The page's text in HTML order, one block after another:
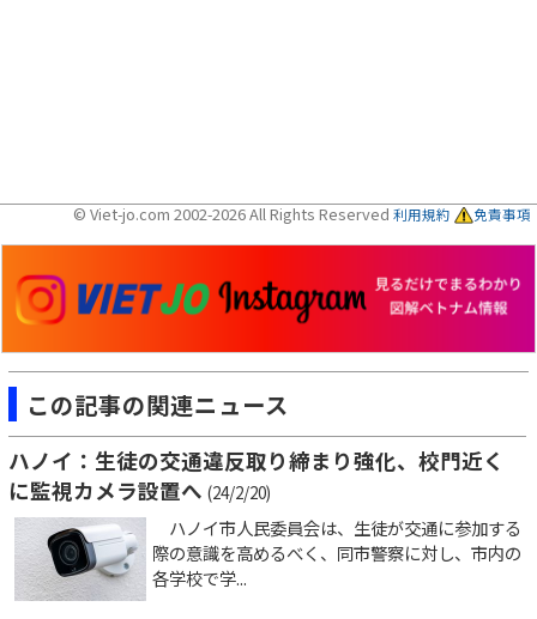
© Viet-jo.com 2002-2026 All Rights Reserved 利用規約 免責事項
この記事の関連ニュース
ハノイ：生徒の交通違反取り締まり強化、校門近く
に監視カメラ設置へ (24/2/20)
ハノイ市人民委員会は、生徒が交通に参加する
際の意識を高めるべく、同市警察に対し、市内の
各学校で学...